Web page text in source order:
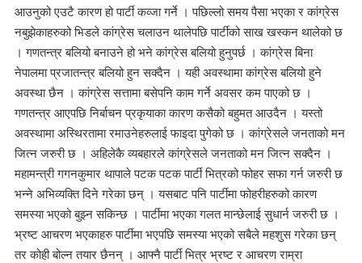
आउनुको एउटै कारण हो पार्टी कव्जा गर्ने । पछिल्लो समय पैसा भएका र कांग्रेस
नबुझेकाहरुको भिडले कांग्रेस चलाउन थालेपछि पार्टीको साख खस्कन थालेको छ
। गणतन्त्र बलियो बनाउने हो भने कांग्रेस बलियो हुनुपर्छ । कांग्रेस बिना
नेपालमा प्रजातन्त्र बलियो हुन सक्दैन । यही अवस्थामा कांग्रेस बलियो हुने
अवस्था छैन । कांग्रेस सत्तामा बसेपनि काम गर्ने अवसर कम पाएको छ ।
गणतन्त्र आएपछि निर्बाचन प्रकृयाका कारण कसैको बहुमत आउदैन । यस्तो
अवस्थामा अस्थिरतामा रमाउनेहरुलाई फाइदा पुगेको छ । कांग्रेसले जनताको मन
जित्न जरुरी छ । अहिलेकै व्यबहारले कांग्रेसले जनताको मन जित्न सक्दैन ।
महामन्त्री गगनकुमार थापाले पटक पटक पार्टी भित्रको फोहर सफा गर्न जरुरी छ
भन्ने अभिव्यक्ति दिने गरेका छन् । यसबाट पनि पार्टीमा फोहरीहरुको कारण
समस्या भएको बुझ्न सकिन्छ । पार्टीमा भएका गलत मान्छेलाई सुधार्न जरुरी छ ।
भ्रष्ट आचरण भएकाहरु पार्टीमा भएपछि समस्या भएको सबैले महशुस गरेका छन्
तर कोही बोल्न तयार छैनन् । आफ्नै पार्टी भित्र भ्रष्ट र आचरण राम्रा